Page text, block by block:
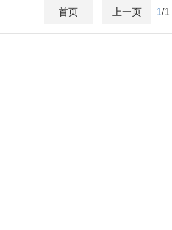
首页 上一页 1/1